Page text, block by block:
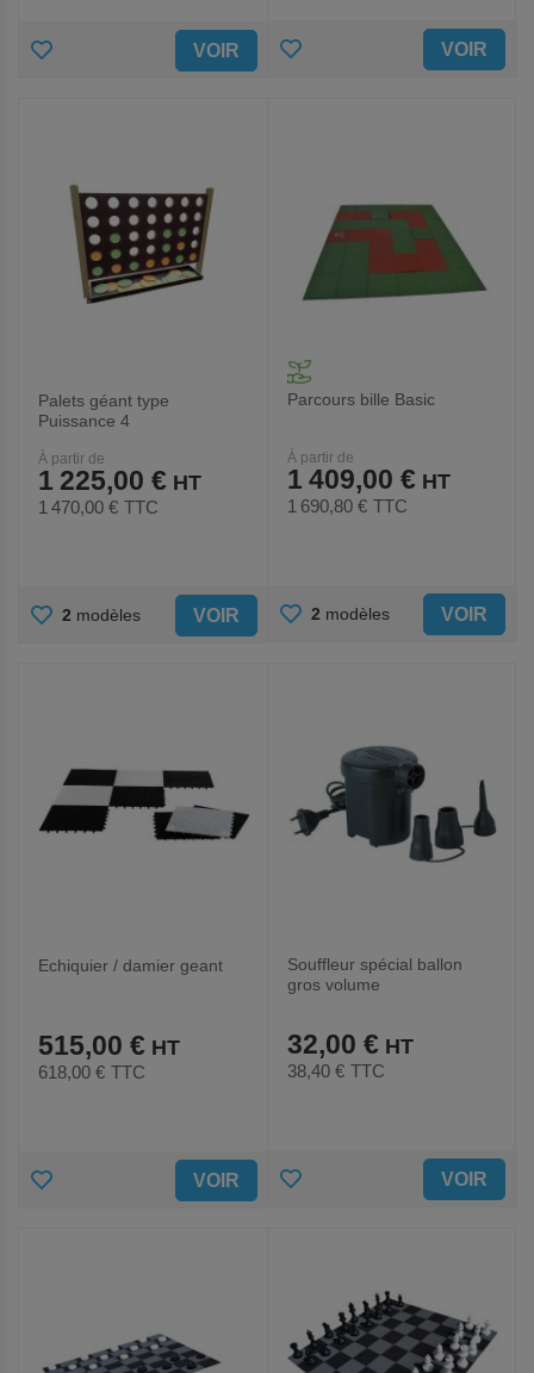
AJOUTER VOIR AJOUTER VOIR
Palets géant type
Puissance 4
À partir de
1 225,00 €
1 470,00 € TTC
AJOUTER
2 modèles VOIR
Parcours bille Basic
À partir de
1 409,00 €
1 690,80 € TTC
AJOUTER
2 modèles VOIR
Echiquier / damier geant
515,00 €
618,00 € TTC
AJOUTER VOIR
Souffleur spécial ballon
gros volume
32,00 €
38,40 € TTC
AJOUTER VOIR